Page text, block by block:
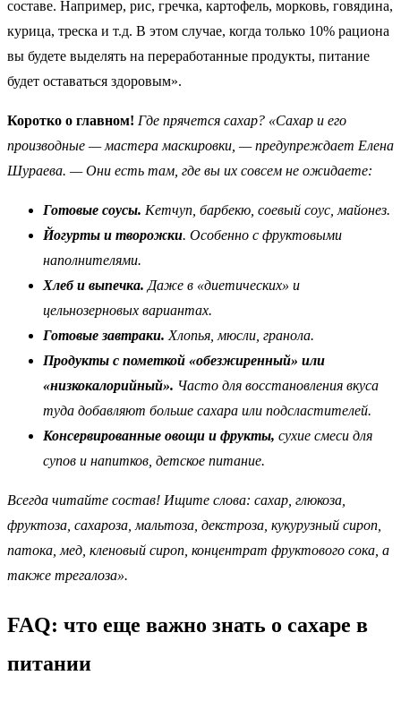
составе. Например, рис, гречка, картофель, морковь, говядина,
курица, треска и т.д. В этом случае, когда только 10% рациона
вы будете выделять на переработанные продукты, питание
будет оставаться здоровым».
Коротко о главном! Где прячется сахар? «Сахар и его
производные — мастера маскировки, — предупреждает Елена
Шураева. — Они есть там, где вы их совсем не ожидаете:
Готовые соусы. Кетчуп, барбекю, соевый соус, майонез.
Йогурты и творожки. Особенно с фруктовыми
наполнителями.
Хлеб и выпечка. Даже в «диетических» и
цельнозерновых вариантах.
Готовые завтраки. Хлопья, мюсли, гранола.
Продукты с пометкой «обезжиренный» или
«низкокалорийный». Часто для восстановления вкуса
туда добавляют больше сахара или подсластителей.
Консервированные овощи и фрукты, сухие смеси для
супов и напитков, детское питание.
Всегда читайте состав! Ищите слова: сахар, глюкоза,
фруктоза, сахароза, мальтоза, декстроза, кукурузный сироп,
патока, мед, кленовый сироп, концентрат фруктового сока, а
также трегалоза».
FAQ: что еще важно знать о сахаре в
питании